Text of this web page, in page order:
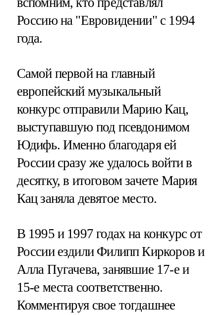
Россию на "Евровидении" с 1994
года.
Самой первой на главный
европейский музыкальный
конкурс отправили Марию Кац,
выступавшую под псевдонимом
Юдифь. Именно благодаря ей
России сразу же удалось войти в
десятку, в итоговом зачете Мария
Кац заняла девятое место.
В 1995 и 1997 годах на конкурс от
России ездили Филипп Киркоров и
Алла Пугачева, занявшие 17-е и
15-е места соответственно.
Комментируя свое тогдашнее